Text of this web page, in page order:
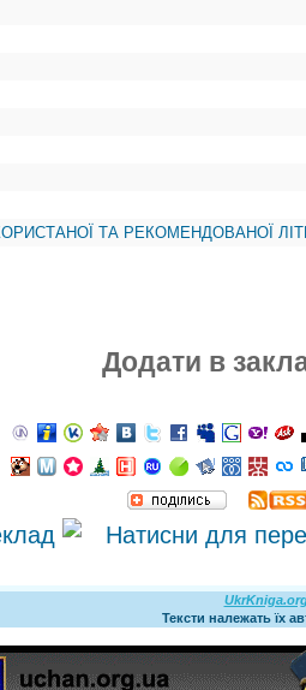
ТА РЕКОМЕНДОВАНОЇ
Додати в
Тексти належать їх